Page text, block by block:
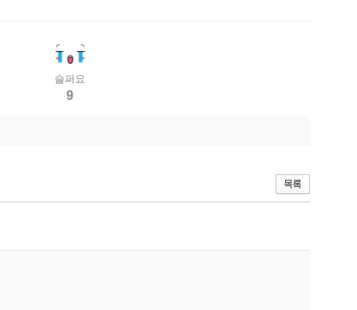
슬퍼요
9